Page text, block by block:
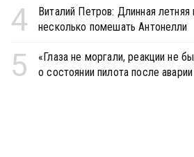
4
Виталий Петров: Длинная
несколько помешать Антонелли
5
«Глаза не моргали, реакции не
о состоянии пилота после